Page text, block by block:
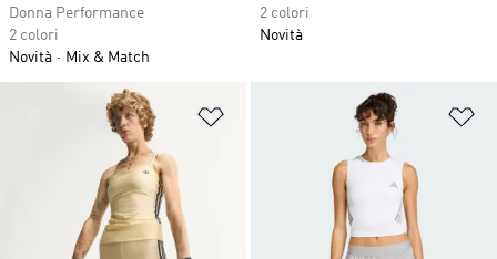
Donna Performance
2 colori
Novità
Mix & Match
2 colori
Novità
Aggiungi alla lista dei desideri